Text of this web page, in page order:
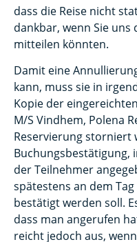
dass die Reise nicht
dankbar, wenn Sie uns
mitteilen könnten.
Damit eine
kann, muss sie in
Kopie der
M/S Vindhem, Polena
Reservierung storniert
Buchungsbestätigung,
der Teilnehmer
spätestens an dem
bestätigt werden soll.
dass man angerufen
reicht jedoch aus,